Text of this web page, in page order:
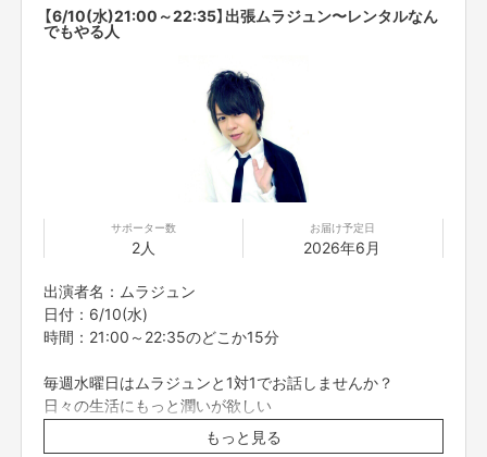
※こちらのリターンは実施日の3日前の16時までお買い求
※プロジェクト本文の末尾に記載されている【ご支援にあた
ってのご注意事項】を必ずご一読ください。
【6/10(水)21:00～22:35】出張ムラジュン〜レンタルなん
でもやる人
サポーター数
2人
お届け予定日
2026年6月
出演者名：ムラジュン
日付：6/10(水)
時間：21:00～22:35のどこか15分
毎週水曜日はムラジュンと1対1でお話しませんか？
日々の生活にもっと潤いが欲しい
悩みや愚痴を聞いて欲しい
おうち時間を一緒に過ごして欲しい
もっと見る